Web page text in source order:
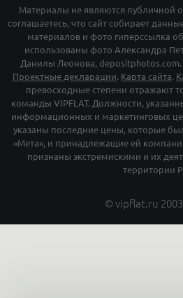
Материалы не являются публичной
соглашаетесь, что сайт собирает
материалов и фото гиперссылка
использованы фото Александра
Данилы Леонова, depositphotos.com.
Проектные декларации. Карта сайта.
превосходные степени отражают
команды VIPFLAT. Должности,
информационных и маркетинговых
указаны последние цены, которые
«Мета», и принадлежащие ей
признаны экстремискими и их
территории
© vipflat.ru